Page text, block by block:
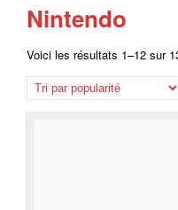
Nintendo
Voici les résultats 1–12 sur